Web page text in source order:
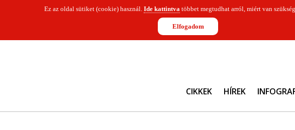
Ez az oldal sütiket (cookie) használ. Ide kattintvatöbbet megtudhat arról, miért van
Elfogadom
CIKKEK HÍREK